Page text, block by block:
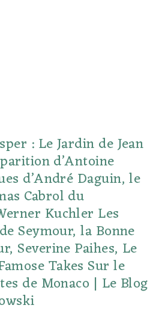
: Le Jardin de Jean
d’Antoine
d’André Daguin, le
Cabrol du
Kuchler Les
Seymour, la Bonne
Severine Paihes, Le
Takes Sur le
de Monaco | Le Blog